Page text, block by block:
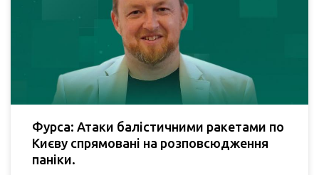
Фурса: Атаки балістичними ракетами по
Києву спрямовані на розповсюдження
паніки.